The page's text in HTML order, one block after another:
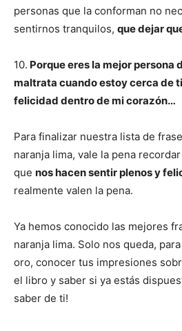
personas que la conforman no
sentirnos tranquilos, que dejar
10. Porque eres la mejor persona
maltrata cuando estoy cerca de
felicidad dentro de mi corazón…
Para finalizar nuestra lista de
naranja lima, vale la pena
que nos hacen sentir plenos y
realmente valen la pena.
Ya hemos conocido las mejores
naranja lima. Solo nos queda,
oro, conocer tus impresiones
el libro y saber si ya estás
saber de ti!